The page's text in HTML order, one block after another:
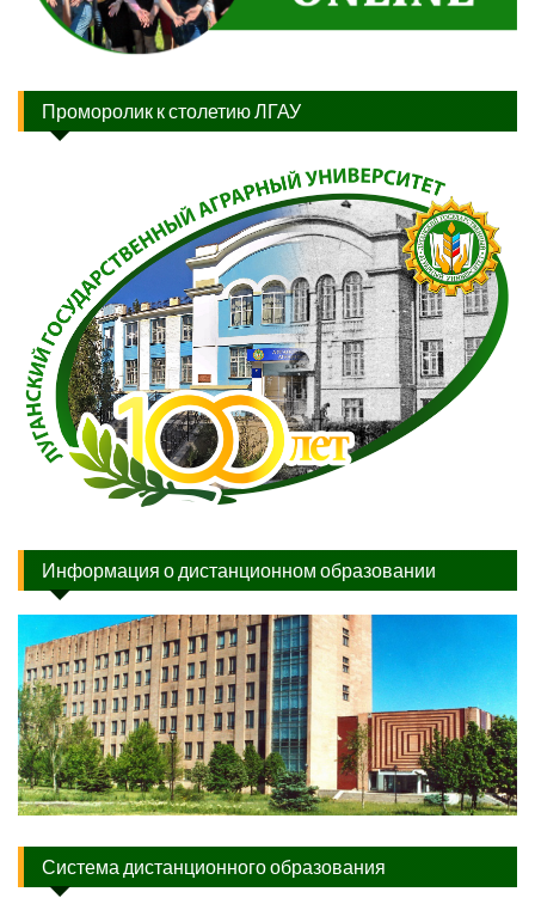
Проморолик к столетию ЛГАУ
Информация о дистанционном образовании
Система дистанционного образования